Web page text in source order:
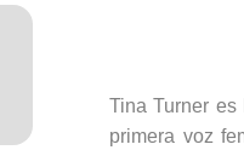
Tina Turner es
primera voz